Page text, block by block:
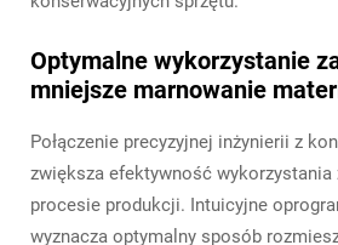
Optymalne wykorzystanie
mniejsze marnowanie
Połączenie precyzyjnej inżynierii z
zwiększa efektywność wykorzystania
procesie produkcji. Intuicyjne
wyznacza optymalny sposób